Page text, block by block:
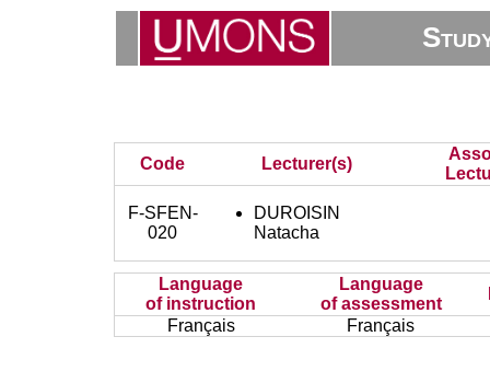
Code Lecturer(s)
F-SFEN-
020
DUROISIN
Natacha
Language
of instruction
Language
of assessment
Français
Français